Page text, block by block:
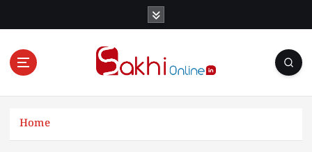
Online News Portal
Home